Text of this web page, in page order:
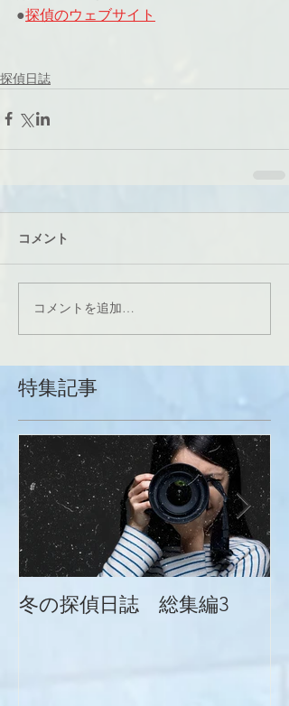
●探偵のウェブサイト
探偵日誌
コメント
コメントを追加…
特集記事
冬の探偵日誌 総集編3